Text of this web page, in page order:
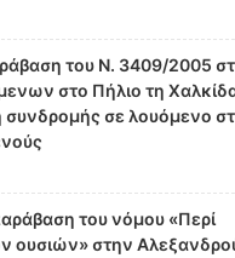
του Ν. 3409/2005
στο Πήλιο τη
συνδρομής σε λουόμενο
του νόμου «Περί
ουσιών» στην